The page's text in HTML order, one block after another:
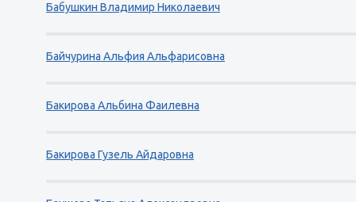
Бабушкин Владимир Николаевич
Байчурина Альфия Альфарисовна
Бакирова Альбина Фаилевна
Бакирова Гузель Айдаровна